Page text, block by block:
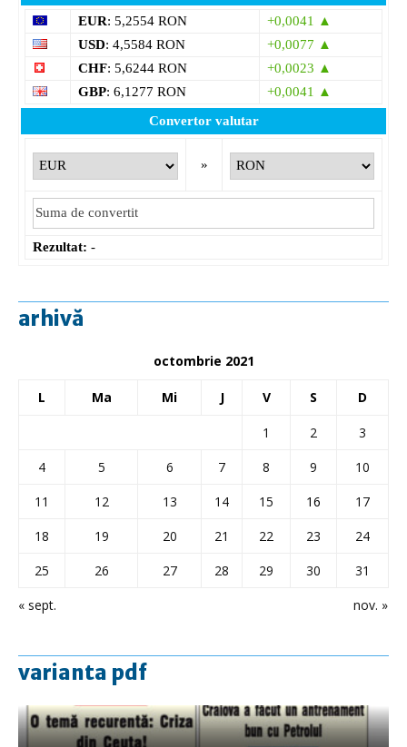
EUR: 5,2554 RON
+0,0041 ▲
USD: 4,5584 RON
+0,0077 ▲
CHF: 5,6244 RON
+0,0023 ▲
GBP: 6,1277 RON
+0,0041 ▲
Convertor valutar
»
Rezultat: -
arhivă
octombrie 2021
L Ma Mi J V S D
« sept. nov. »
1 2
3
4
5 6 7 8 9
10
11
12 13 14 15 16
17
18
19 20 21 22 23
24
25
26 27 28 29 30 31
varianta pdf